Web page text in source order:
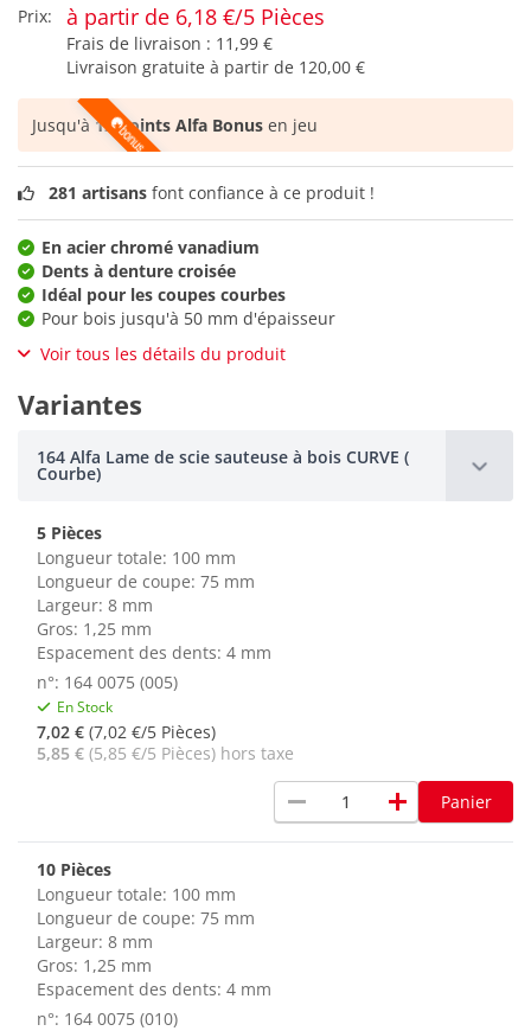
Prix:
à partir de 6,18 €/5 Pièces
Frais de livraison : 11,99 €
Livraison gratuite à partir de 120,00 €
Jusqu'à12 points Alfa Bonus en jeu
281 artisans font confiance à ce produit !
En acier chromé vanadium
Dents à denture croisée
Idéal pour les coupes courbes
Pour bois jusqu'à 50 mm d'épaisseur
Voir tous les détails du produit
Variantes
164 Alfa Lame de scie sauteuse à bois CURVE (
Courbe)
5 Pièces
Longueur totale: 100 mm
Longueur de coupe: 75 mm
Largeur: 8 mm
Gros: 1,25 mm
Espacement des dents: 4 mm
n°: 164 0075 (005)
En Stock
7,02 € (7,02 €/5 Pièces)
5,85 € (5,85 €/5 Pièces) hors taxe
remove add Panier
10 Pièces
Longueur totale: 100 mm
Longueur de coupe: 75 mm
Largeur: 8 mm
Gros: 1,25 mm
Espacement des dents: 4 mm
n°: 164 0075 (010)